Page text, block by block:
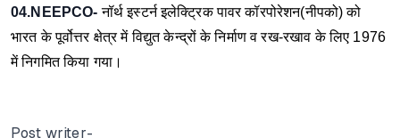
04.NEEPCO- नॉर्थ इस्टर्न इलेक्ट्रिक पावर कॉरपोरेशन(नीपको) को
भारत के पूर्वोत्तर क्षेत्र में विद्युत केन्द्रों के निर्माण व रख-रखाव के लिए 1976
में निगमित किया गया।
Post writer-